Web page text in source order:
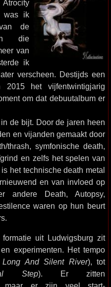
was ik
de
die
van
ik
verscheen. Destijds een
het vijfentwintigjarig
om dat debuutalbum er
de bijt. Door de jaren heen
en vijanden gemaakt door
thrash, symfonische death,
en zelfs het spelen van
is het technische death metal
en van invloed op
andere Death, Autopsy,
waren op hun beurt
uit Ludwigsburg zit
experimenten. Het tempo
And Silent River), tot
Step). Er zitten